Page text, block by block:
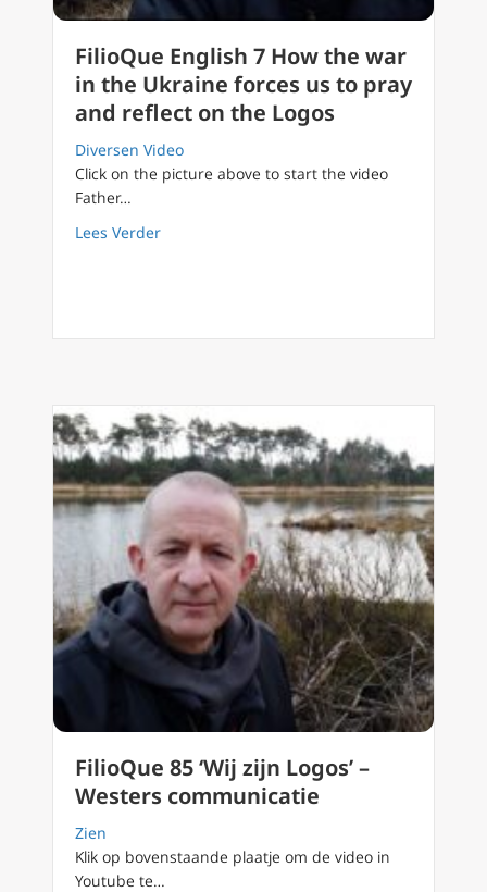
FilioQue English 7 How the war
in the Ukraine forces us to pray
and reflect on the Logos
Diversen Video
Click on the picture above to start the video
Father…
Lees Verderabout FilioQue English 7 How the war in
FilioQue 85 ‘Wij zijn Logos’ –
Westers communicatie
Zien
Klik op bovenstaande plaatje om de video in
Youtube te…